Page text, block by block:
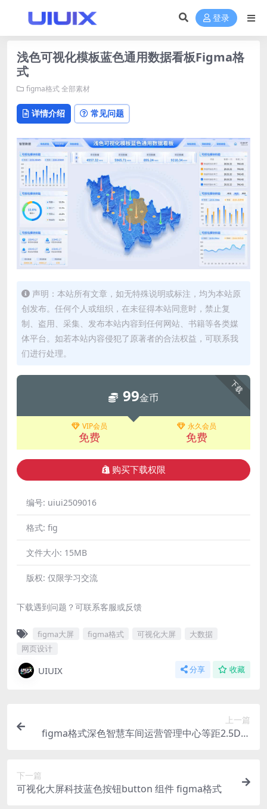
登录
浅色可视化模板蓝色通用数据看板Figma格
式
figma格式全部素材
详情介绍 常见问题
声明：本站所有文章，如无特殊说明或标注，均为本站原
创发布。任何个人或组织，在未征得本站同意时，禁止复
制、盗用、采集、发布本站内容到任何网站、书籍等各类媒
体平台。如若本站内容侵犯了原著者的合法权益，可联系我
们进行处理。
下载
99金币
VIP会员
免费
永久会员
免费
购买下载权限
编号: uiui2509016
格式: fig
文件大小: 15MB
版权: 仅限学习交流
下载遇到问题？可联系客服或反馈
figma大屏 figma格式 可视化大屏
大数据
网页设计
UIUIX 分享 收藏
上一篇
figma格式深色智慧车间运营管理中心等距2.5D拓
下一篇
可视化大屏科技蓝色按钮button 组件 figma格式